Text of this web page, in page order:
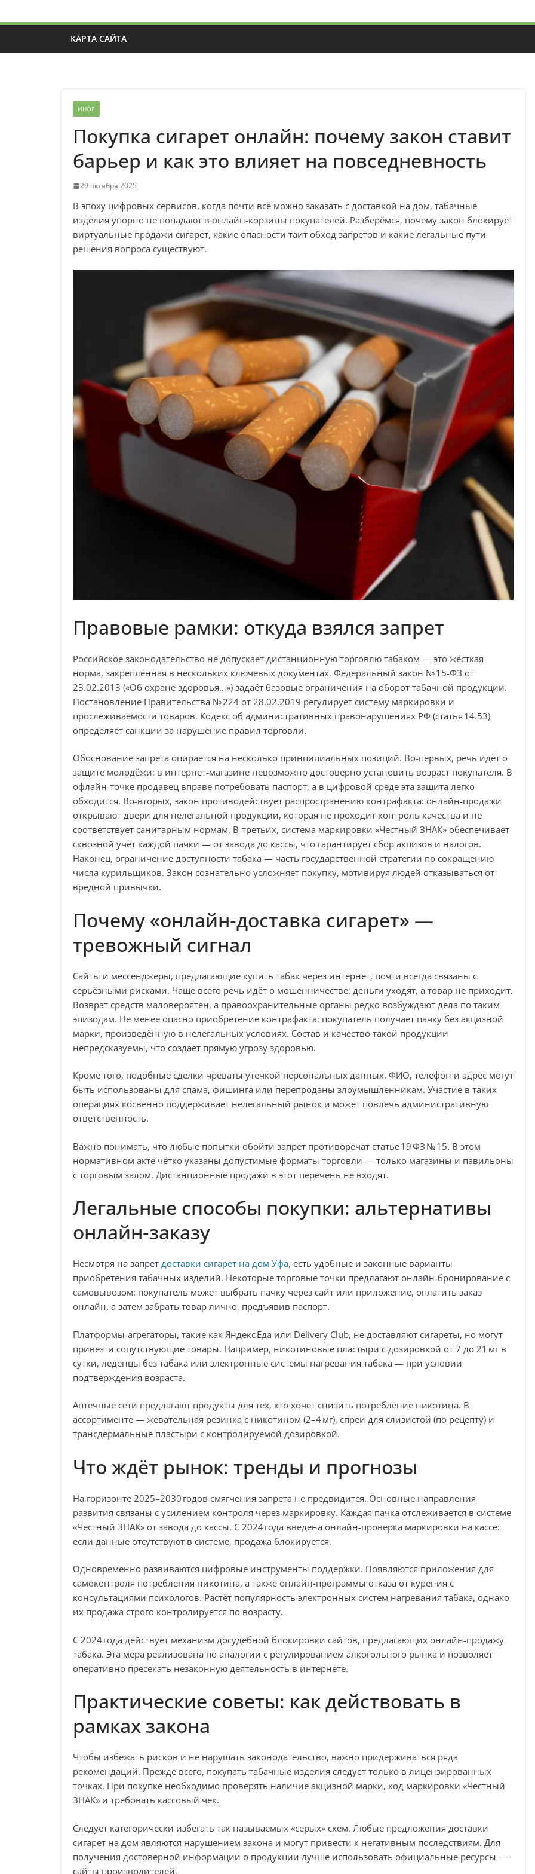
КАРТА САЙТА
ИНОЕ
Покупка сигарет онлайн: почему закон ставит
барьер и как это влияет на повседневность
29 октября 2025
В эпоху цифровых сервисов, когда почти всё можно заказать с доставкой на дом, табачные
изделия упорно не попадают в онлайн‑корзины покупателей. Разберёмся, почему закон блокирует
виртуальные продажи сигарет, какие опасности таит обход запретов и какие легальные пути
решения вопроса существуют.
Правовые рамки: откуда взялся запрет
Российское законодательство не допускает дистанционную торговлю табаком — это жёсткая
норма, закреплённая в нескольких ключевых документах. Федеральный закон № 15‑ФЗ от
23.02.2013 («Об охране здоровья…») задаёт базовые ограничения на оборот табачной продукции.
Постановление Правительства № 224 от 28.02.2019 регулирует систему маркировки и
прослеживаемости товаров. Кодекс об административных правонарушениях РФ (статья 14.53)
определяет санкции за нарушение правил торговли.
Обоснование запрета опирается на несколько принципиальных позиций. Во‑первых, речь идёт о
защите молодёжи: в интернет‑магазине невозможно достоверно установить возраст покупателя. В
офлайн‑точке продавец вправе потребовать паспорт, а в цифровой среде эта защита легко
обходится. Во‑вторых, закон противодействует распространению контрафакта: онлайн‑продажи
открывают двери для нелегальной продукции, которая не проходит контроль качества и не
соответствует санитарным нормам. В‑третьих, система маркировки «Честный ЗНАК» обеспечивает
сквозной учёт каждой пачки — от завода до кассы, что гарантирует сбор акцизов и налогов.
Наконец, ограничение доступности табака — часть государственной стратегии по сокращению
числа курильщиков. Закон сознательно усложняет покупку, мотивируя людей отказываться от
вредной привычки.
Почему «онлайн‑доставка сигарет» —
тревожный сигнал
Сайты и мессенджеры, предлагающие купить табак через интернет, почти всегда связаны с
серьёзными рисками. Чаще всего речь идёт о мошенничестве: деньги уходят, а товар не приходит.
Возврат средств маловероятен, а правоохранительные органы редко возбуждают дела по таким
эпизодам. Не менее опасно приобретение контрафакта: покупатель получает пачку без акцизной
марки, произведённую в нелегальных условиях. Состав и качество такой продукции
непредсказуемы, что создаёт прямую угрозу здоровью.
Кроме того, подобные сделки чреваты утечкой персональных данных. ФИО, телефон и адрес могут
быть использованы для спама, фишинга или перепроданы злоумышленникам. Участие в таких
операциях косвенно поддерживает нелегальный рынок и может повлечь административную
ответственность.
Важно понимать, что любые попытки обойти запрет противоречат статье 19 ФЗ № 15. В этом
нормативном акте чётко указаны допустимые форматы торговли — только магазины и павильоны
с торговым залом. Дистанционные продажи в этот перечень не входят.
Легальные способы покупки: альтернативы
онлайн‑заказу
Несмотря на запрет доставки сигарет на дом Уфа, есть удобные и законные варианты
приобретения табачных изделий. Некоторые торговые точки предлагают онлайн‑бронирование с
самовывозом: покупатель может выбрать пачку через сайт или приложение, оплатить заказ
онлайн, а затем забрать товар лично, предъявив паспорт.
Платформы‑агрегаторы, такие как Яндекс Еда или Delivery Club, не доставляют сигареты, но могут
привезти сопутствующие товары. Например, никотиновые пластыри с дозировкой от 7 до 21 мг в
сутки, леденцы без табака или электронные системы нагревания табака — при условии
подтверждения возраста.
Аптечные сети предлагают продукты для тех, кто хочет снизить потребление никотина. В
ассортименте — жевательная резинка с никотином (2–4 мг), спреи для слизистой (по рецепту) и
трансдермальные пластыри с контролируемой дозировкой.
Что ждёт рынок: тренды и прогнозы
На горизонте 2025–2030 годов смягчения запрета не предвидится. Основные направления
развития связаны с усилением контроля через маркировку. Каждая пачка отслеживается в системе
«Честный ЗНАК» от завода до кассы. С 2024 года введена онлайн‑проверка маркировки на кассе:
если данные отсутствуют в системе, продажа блокируется.
Одновременно развиваются цифровые инструменты поддержки. Появляются приложения для
самоконтроля потребления никотина, а также онлайн‑программы отказа от курения с
консультациями психологов. Растёт популярность электронных систем нагревания табака, однако
их продажа строго контролируется по возрасту.
С 2024 года действует механизм досудебной блокировки сайтов, предлагающих онлайн‑продажу
табака. Эта мера реализована по аналогии с регулированием алкогольного рынка и позволяет
оперативно пресекать незаконную деятельность в интернете.
Практические советы: как действовать в
рамках закона
Чтобы избежать рисков и не нарушать законодательство, важно придерживаться ряда
рекомендаций. Прежде всего, покупать табачные изделия следует только в лицензированных
точках. При покупке необходимо проверять наличие акцизной марки, код маркировки «Честный
ЗНАК» и требовать кассовый чек.
Следует категорически избегать так называемых «серых» схем. Любые предложения доставки
сигарет на дом являются нарушением закона и могут привести к негативным последствиям. Для
получения достоверной информации о продукции лучше использовать официальные ресурсы —
сайты производителей.